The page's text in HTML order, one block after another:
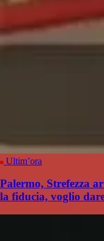
Ultim’ora
Palermo, Strefezza
la fiducia, voglio